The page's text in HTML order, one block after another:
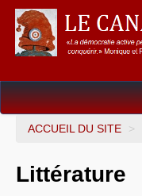
Dossiers
ACCUEIL DU SITE >
Littérature